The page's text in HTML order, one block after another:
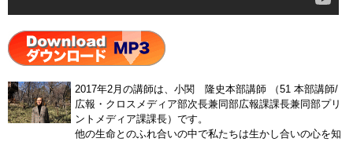
2017年2月の講師は、小関 隆史本部講師 （51 本部講師/
広報・クロスメディア部次長兼同部広報課課長兼同部プリ
ントメディア課課長）です。
他の生命とのふれ合いの中で私たちは生かし合いの心を知